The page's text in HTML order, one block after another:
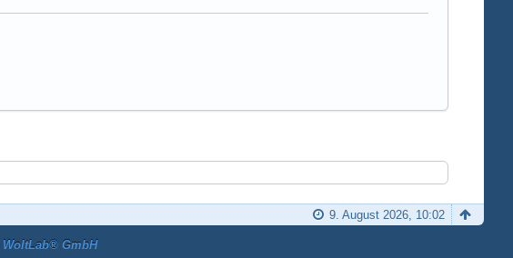
9. August 2026, 10:02
WoltLab® GmbH